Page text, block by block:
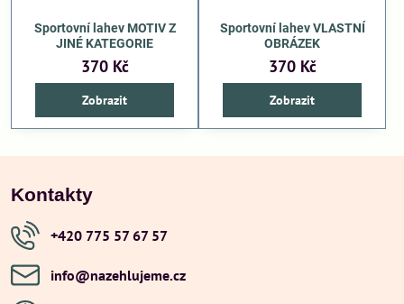
Sportovní lahev MOTIV Z
JINÉ KATEGORIE
370 Kč
Zobrazit
Sportovní lahev VLASTNÍ
OBRÁZEK
370 Kč
Zobrazit
Kontakty
+420 775 57 67 57
info​@nazehlujeme​.cz